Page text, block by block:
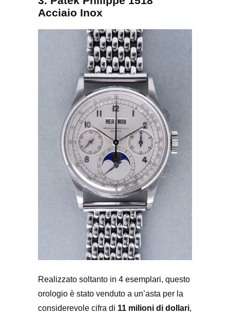
Acciaio Inox
Realizzato soltanto in 4 esemplari, questo
orologio è stato venduto a un’asta per la
considerevole cifra di 11 milioni di dollari,